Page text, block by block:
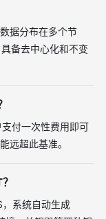
据分布在多个节
备去中心化和不变
付一次性费用即可
远超此基准。
系统自动生成